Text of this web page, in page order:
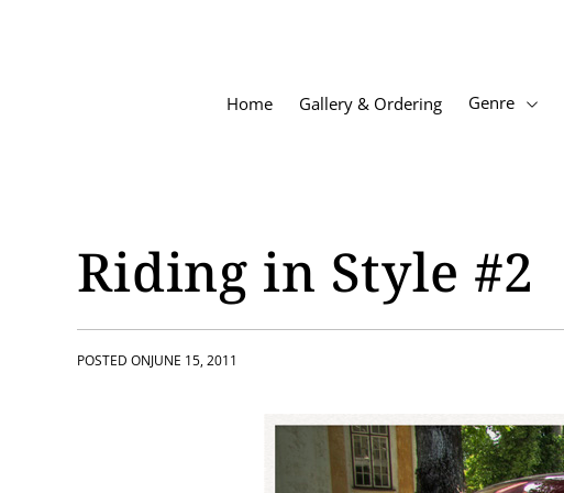
Home Gallery & Ordering Genre
Riding in Style #2
POSTED ONJUNE 15, 2011